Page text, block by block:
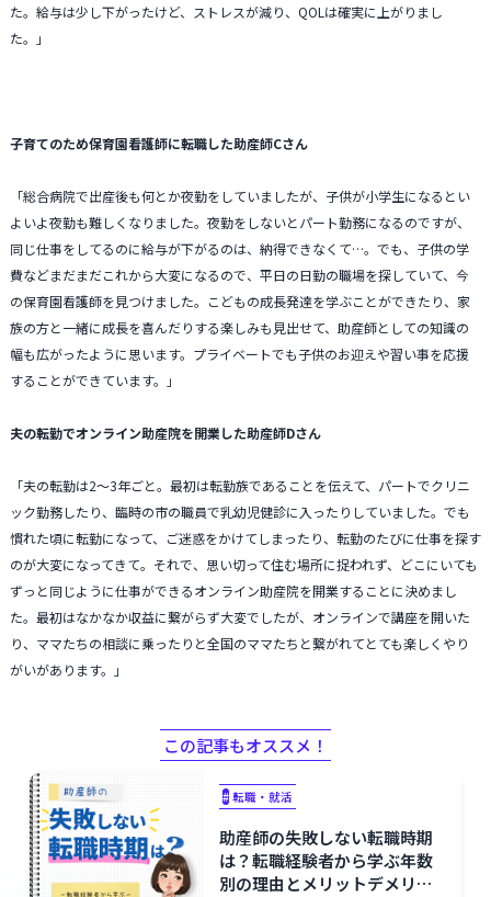
た。給与は少し下がったけど、ストレスが減り、QOLは確実に上がりまし
た。」
子育てのため保育園看護師に転職した助産師Cさん
「総合病院で出産後も何とか夜勤をしていましたが、子供が小学生になるとい
よいよ夜勤も難しくなりました。夜勤をしないとパート勤務になるのですが、
同じ仕事をしてるのに給与が下がるのは、納得できなくて…。でも、子供の学
費などまだまだこれから大変になるので、平日の日勤の職場を探していて、今
の保育園看護師を見つけました。こどもの成長発達を学ぶことができたり、家
族の方と一緒に成長を喜んだりする楽しみも見出せて、助産師としての知識の
幅も広がったように思います。プライベートでも子供のお迎えや習い事を応援
することができています。」
夫の転勤でオンライン助産院を開業した助産師Dさん
「夫の転勤は2〜3年ごと。最初は転勤族であることを伝えて、パートでクリニ
ック勤務したり、臨時の市の職員で乳幼児健診に入ったりしていました。でも
慣れた頃に転勤になって、ご迷惑をかけてしまったり、転勤のたびに仕事を探す
のが大変になってきて。それで、思い切って住む場所に捉われず、どこにいても
ずっと同じように仕事ができるオンライン助産院を開業することに決めまし
た。最初はなかなか収益に繋がらず大変でしたが、オンラインで講座を開いた
り、ママたちの相談に乗ったりと全国のママたちと繋がれてとても楽しくやり
がいがあります。」
この記事もオススメ！
# 転職・就活
助産師の失敗しない転職時期
は？転職経験者から学ぶ年数
別の理由とメリットデメリッ